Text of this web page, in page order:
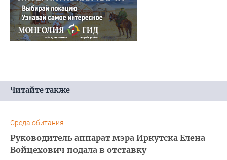
Читайте также
Среда обитания
Руководитель аппарат мэра Иркутска Елена
Войцехович подала в отставку